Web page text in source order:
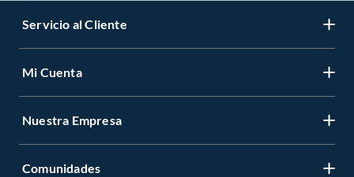
Servicio al Cliente
Mi Cuenta
Nuestra Empresa
Comunidades